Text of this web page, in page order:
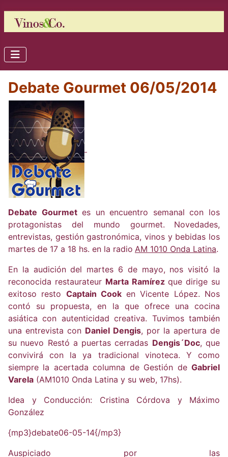
Debate Gourmet 06/05/2014
Debate Gourmetes un encuentro semanal con los
protagonistas del mundo gourmet.
Novedades,
entrevistas, gestión gastronómica, vinos y bebidas los
martes de 17 a 18 hs. en la radio AM 1010 Onda Latina.
En la audición del martes 6 de mayo, nos visitó la
reconocida restaurateur Marta Ramírezque dirige su
exitoso resto Captain Cooken Vicente López. Nos
contó su propuesta, en la que ofrece una cocina
asiática con autenticidad creativa. Tuvimos también
una entrevista con Daniel Dengis, por la apertura de
su nuevo Restó a puertas cerradas Dengis´Doc, que
convivirá con la ya tradicional vinoteca. Y como
siempre la acertada columna de Gestión de Gabriel
Varela (AM1010 Onda Latina y su web, 17hs).
Idea y Conducción: Cristina Córdova y Máximo
González
{mp3}debate06-05-14{/mp3}
Auspiciado por las